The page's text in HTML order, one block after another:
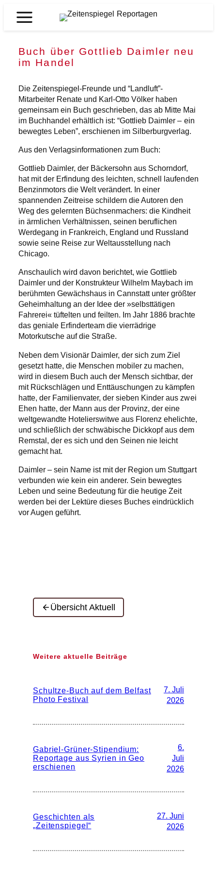
Inhalt
Zeitenspiegel
Buch über Gottlieb Daimler neu
im Handel
Die Zeitenspiegel-Freunde und “Landluft”-
Mitarbeiter Renate und Karl-Otto Völker haben
gemeinsam ein Buch geschrieben, das ab Mitte Mai
im Buchhandel erhältlich ist: “Gottlieb Daimler – ein
bewegtes Leben”, erschienen im Silberburgverlag.
Aus den Verlagsinformationen zum Buch:
Gottlieb Daimler, der Bäckersohn aus Schorndorf,
hat mit der Erfindung des leichten, schnell laufenden
Benzinmotors die Welt verändert. In einer
spannenden Zeitreise schildern die Autoren den
Weg des gelernten Büchsenmachers: die Kindheit
in ärmlichen Verhältnissen, seinen beruflichen
Werdegang in Frankreich, England und Russland
sowie seine Reise zur Weltausstellung nach
Chicago.
Anschaulich wird davon berichtet, wie Gottlieb
Daimler und der Konstrukteur Wilhelm Maybach im
berühmten Gewächshaus in Cannstatt unter größter
Geheimhaltung an der Idee der »selbsttätigen
Fahrerei« tüftelten und feilten. Im Jahr 1886 brachte
das geniale Erfinderteam die vierrädrige
Motorkutsche auf die Straße.
Neben dem Visionär Daimler, der sich zum Ziel
gesetzt hatte, die Menschen mobiler zu machen,
wird in diesem Buch auch der Mensch sichtbar, der
mit Rückschlägen und Enttäuschungen zu kämpfen
hatte, der Familienvater, der sieben Kinder aus zwei
Ehen hatte, der Mann aus der Provinz, der eine
weltgewandte Hotelierswitwe aus Florenz ehelichte,
und schließlich der schwäbische Dickkopf aus dem
Remstal, der es sich und den Seinen nie leicht
gemacht hat.
Daimler – sein Name ist mit der Region um Stuttgart
verbunden wie kein ein anderer. Sein bewegtes
Leben und seine Bedeutung für die heutige Zeit
werden bei der Lektüre dieses Buches eindrücklich
vor Augen geführt.
Übersicht Aktuell
Weitere aktuelle Beiträge
Schultze-Buch auf dem Belfast
Photo Festival
7. Juli
2026
Gabriel-Grüner-Stipendium:
Reportage aus Syrien in Geo
erschienen
6.
Juli
2026
Geschichten als
„Zeitenspiegel“
27. Juni
2026